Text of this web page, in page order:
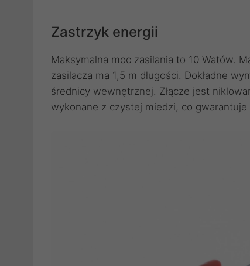
Zastrzyk energii
Maksymalna moc zasilania to 10 Watów.
zasilacza ma 1,5 m długości. Dokładne
średnicy wewnętrznej. Złącze jest
wykonane z czystej miedzi, co